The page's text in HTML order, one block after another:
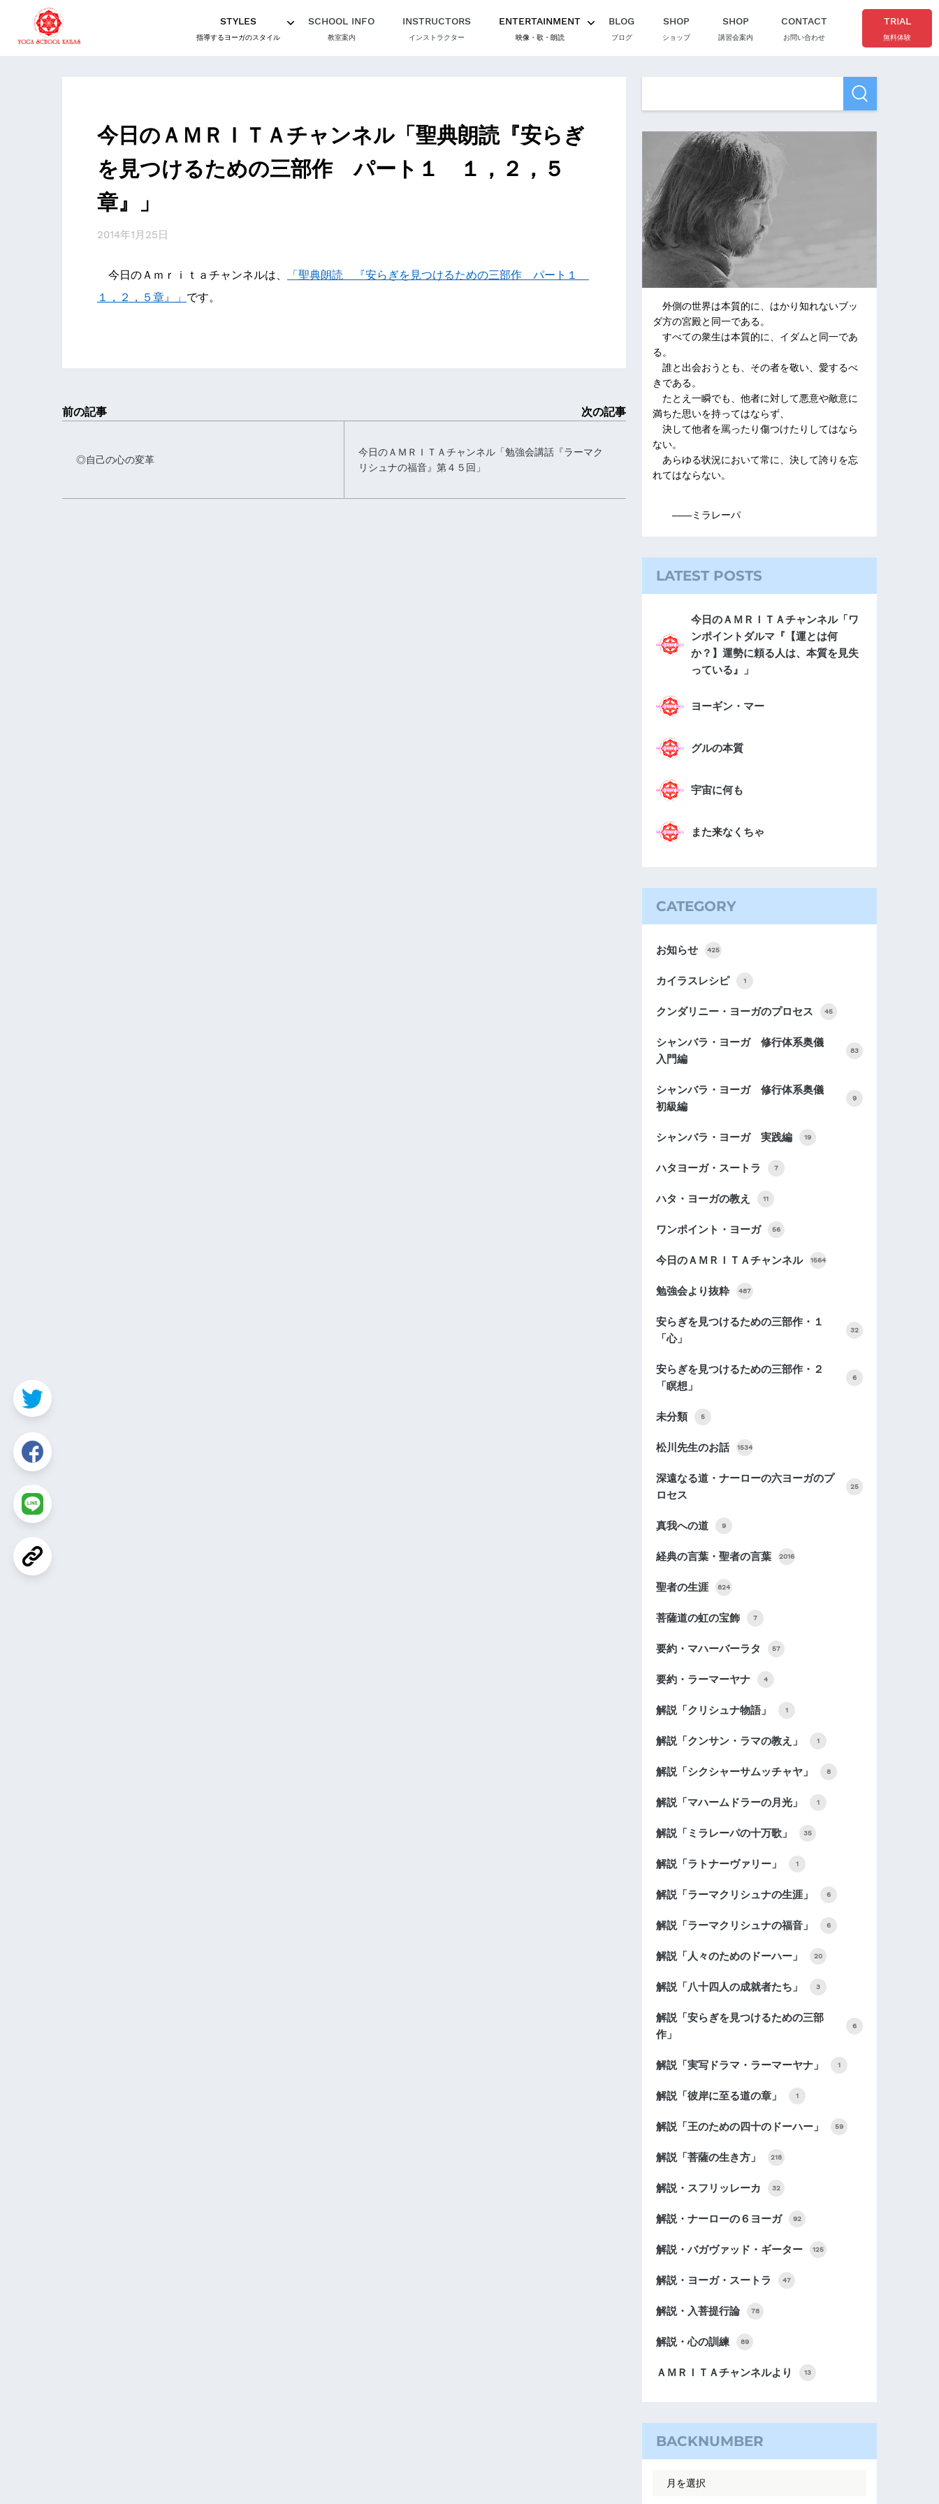
STYLES
指導するヨーガのスタイル
SCHOOL INFO
教室案内
INSTRUCTORS
インストラクター
ENTERTAINMENT
映像・歌・朗読
BLOG
ブログ
SHOP
ショップ
SHOP
講習会案内
CONTACT
お問い合わせ
TRIAL
無料体験
今日のＡＭＲＩＴＡチャンネル「聖典朗読『安らぎ
を見つけるための三部作 パート１ １，２，５
章』」
2014年1月25日
今日のＡｍｒｉｔａチャンネルは、
「聖典朗読 『安らぎを見つけるための三部作 パート１
１，２，５章』」 です。
前の記事
◎自己の心の変革
次の記事
今日のＡＭＲＩＴＡチャンネル「勉強会講話『ラーマク
リシュナの福音』第４５回」
外側の世界は本質的に、はかり知れないブッ
ダ方の宮殿と同一である。
すべての衆生は本質的に、イダムと同一であ
る。
誰と出会おうとも、その者を敬い、愛するべ
きである。
たとえ一瞬でも、他者に対して悪意や敵意に
満ちた思いを持ってはならず、
決して他者を罵ったり傷つけたりしてはなら
ない。
あらゆる状況において常に、決して誇りを忘
れてはならない。
――ミラレーパ
LATEST POSTS
今日のＡＭＲＩＴＡチャンネル「ワ
ンポイントダルマ『【運とは何
か？】運勢に頼る人は、本質を見失
っている』」
ヨーギン・マー
グルの本質
宇宙に何も
また来なくちゃ
CATEGORY
お知らせ 425
カイラスレシピ 1
クンダリニー・ヨーガのプロセス 45
シャンバラ・ヨーガ 修行体系奥儀
入門編
83
シャンバラ・ヨーガ 修行体系奥儀
初級編
9
シャンバラ・ヨーガ 実践編 19
ハタヨーガ・スートラ 7
ハタ・ヨーガの教え 11
ワンポイント・ヨーガ 56
今日のＡＭＲＩＴＡチャンネル 1564
勉強会より抜粋 487
安らぎを見つけるための三部作・１
「心」
32
安らぎを見つけるための三部作・２
「瞑想」
6
未分類 5
松川先生のお話 1534
深遠なる道・ナーローの六ヨーガのプ
ロセス
25
真我への道 9
経典の言葉・聖者の言葉 2016
聖者の生涯 824
菩薩道の虹の宝飾 7
要約・マハーバーラタ 57
要約・ラーマーヤナ 4
解説「クリシュナ物語」 1
解説「クンサン・ラマの教え」 1
解説「シクシャーサムッチャヤ」 8
解説「マハームドラーの月光」 1
解説「ミラレーパの十万歌」 35
解説「ラトナーヴァリー」 1
解説「ラーマクリシュナの生涯」 6
解説「ラーマクリシュナの福音」 6
解説「人々のためのドーハー」 20
解説「八十四人の成就者たち」 3
解説「安らぎを見つけるための三部
作」
6
解説「実写ドラマ・ラーマーヤナ」 1
解説「彼岸に至る道の章」 1
解説「王のための四十のドーハー」 59
解説「菩薩の生き方」 218
解説・スフリッレーカ 32
解説・ナーローの６ヨーガ 92
解説・バガヴァッド・ギーター 125
解説・ヨーガ・スートラ 47
解説・入菩提行論 78
解説・心の訓練 89
ＡＭＲＩＴＡチャンネルより 13
BACKNUMBER